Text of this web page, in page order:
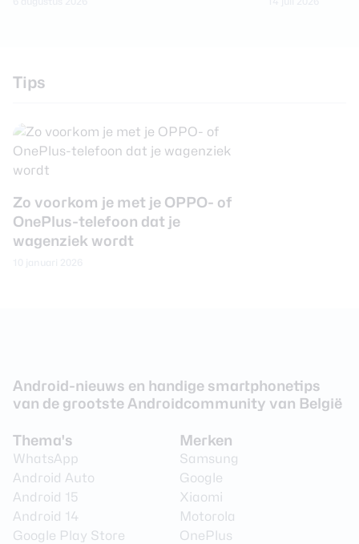
Tips
Zo voorkom je met je OPPO- of
OnePlus-telefoon dat je
wagenziek wordt
Android-nieuws en handige smartphonetips
van de grootste Androidcommunity van België
Thema's
WhatsApp
Android Auto
Android 15
Android 14
Google Play Store
Merken
Samsung
Google
Xiaomi
Motorola
OnePlus